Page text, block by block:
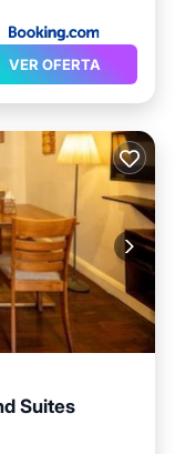
VER OFERTA
Suites
niños